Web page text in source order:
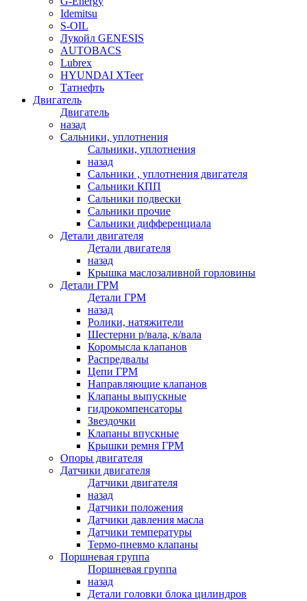
Idemitsu
S-OIL
Лукойл GENESIS
AUTOBACS
Lubrex
HYUNDAI XTeer
Татнефть
Двигатель
Двигатель
назад
Сальники, уплотнения
Сальники, уплотнения
назад
Сальники , уплотнения двигателя
Сальники КПП
Сальники подвески
Сальники прочие
Сальники дифференциала
Детали двигателя
Детали двигателя
назад
Крышка маслозаливной горловины
Детали ГРМ
Детали ГРМ
назад
Ролики, натяжители
Шестерни р/вала, к/вала
Коромысла клапанов
Распредвалы
Цепи ГРМ
Направляющие клапанов
Клапаны выпускные
гидрокомпенсаторы
Звездочки
Клапаны впускные
Крышки ремня ГРМ
Опоры двигателя
Датчики двигателя
Датчики двигателя
назад
Датчики положения
Датчики давления масла
Датчики температуры
Термо-пневмо клапаны
Поршневая группа
Поршневая группа
назад
Детали головки блока цилиндров